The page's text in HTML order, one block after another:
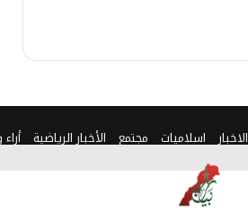
الاخبار اسلاميات مجتمع الأخبار الرياضية